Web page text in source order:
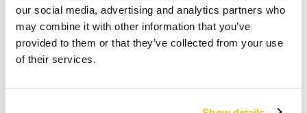
our social media, advertising and analytics partners who
may combine it with other information that you’ve
provided to them or that they’ve collected from your use
of their services.